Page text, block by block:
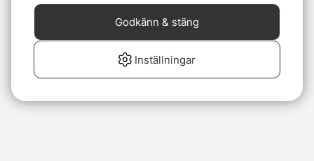
Inställningar
Godkänn & stäng